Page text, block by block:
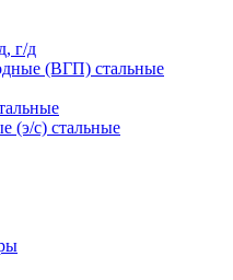
г/д
(ВГП) стальные
(э/с) стальные